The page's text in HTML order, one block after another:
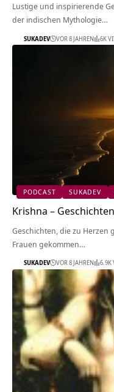
Lustige und inspirierende
der indischen Mythologie…
SUKADEV VOR 8 JAHREN 6K
PODCAST SUKADEV
Krishna –
Geschichten, die zu Herzen
Frauen gekommen…
SUKADEV VOR 8 JAHREN 6.9K